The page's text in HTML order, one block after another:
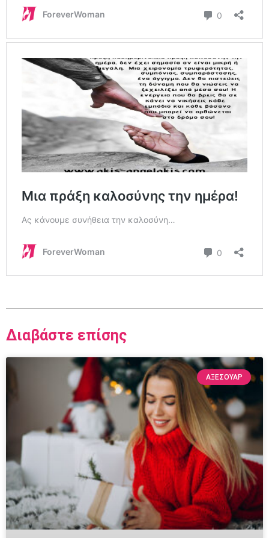
Διαβάστε επίσης
ΑΞΕΣΟΥΆΡ